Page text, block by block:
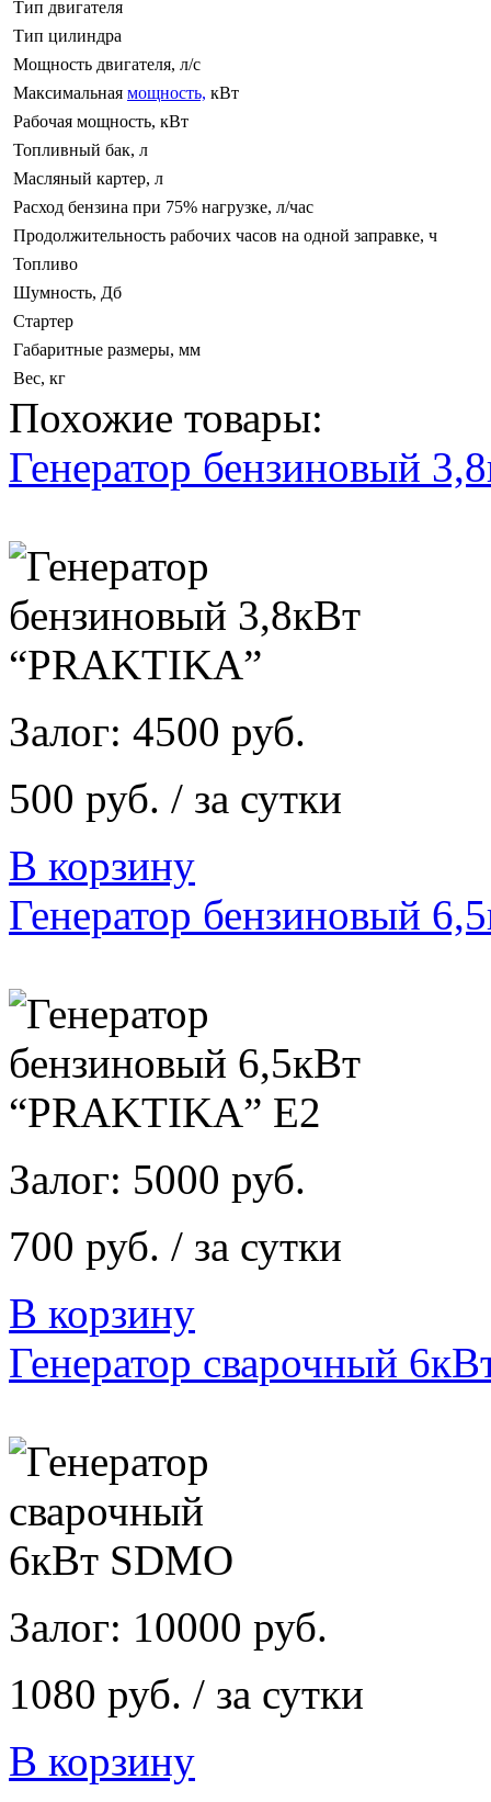
Тип двигателя
Тип цилиндра
Мощность двигателя, л/с
Максимальная мощность, кВт
Рабочая мощность, кВт
Топливный бак, л
Масляный картер, л
Расход бензина при 75% нагрузке, л/час
Продолжительность рабочих часов на одной заправке, ч
Топливо
Шумность, Дб
Стартер
Габаритные размеры, мм
Вес, кг
Похожие товары:
Генератор бензиновый
Залог: 4500 руб.
500 руб. / за сутки
В корзину
Генератор бензиновый
Залог: 5000 руб.
700 руб. / за сутки
В корзину
Генератор сварочный
Залог: 10000 руб.
1080 руб. / за сутки
В корзину